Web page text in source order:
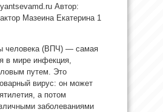
Автор:
Мазеина Екатерина 1
человека (ВПЧ) — самая
в мире инфекция,
путем. Это
вирус: он может
а потом
заболеваниями